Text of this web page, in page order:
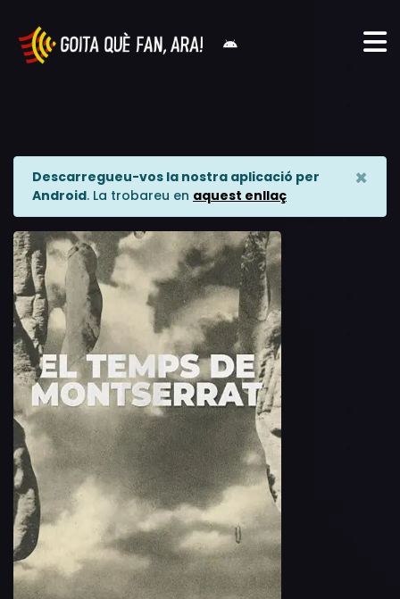
Descarregueu-vos la nostra aplicació per
Android. La trobareu en aquest enllaç
×